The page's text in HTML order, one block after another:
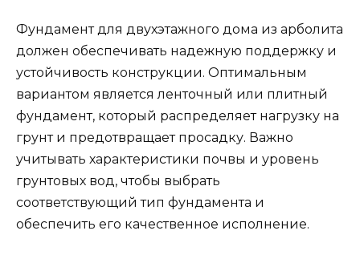
Фундамент для двухэтажного дома из арболита
должен обеспечивать надежную поддержку и
устойчивость конструкции. Оптимальным
вариантом является ленточный или плитный
фундамент, который распределяет нагрузку на
грунт и предотвращает просадку. Важно
учитывать характеристики почвы и уровень
грунтовых вод, чтобы выбрать
соответствующий тип фундамента и
обеспечить его качественное исполнение.